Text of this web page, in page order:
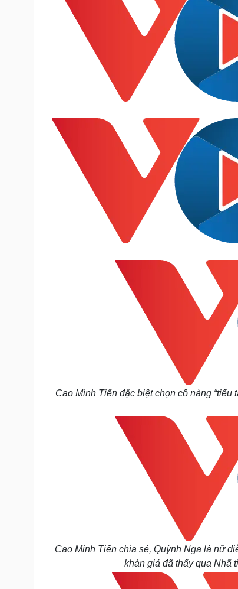
Cao Minh Tiến đặc biệt chọn cô nàng “tiểu
Cao Minh Tiến chia sẻ, Quỳnh Nga là nữ
khán giả đã thấy qua Nhã